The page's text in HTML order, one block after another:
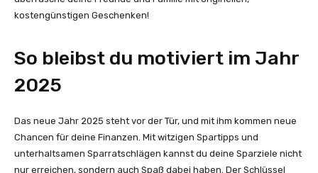
kostengünstigen Geschenken!
So bleibst du motiviert im Jahr
2025
Das neue Jahr 2025 steht vor der Tür, und mit ihm kommen neue
Chancen für deine Finanzen. Mit witzigen Spartipps und
unterhaltsamen Sparratschlägen kannst du deine Sparziele nicht
nur erreichen, sondern auch Spaß dabei haben. Der Schlüssel